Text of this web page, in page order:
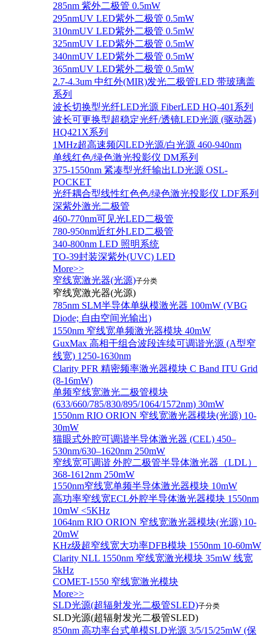
285nm 紫外二极管 0.5mW
295nmUV LED紫外二极管 0.5mW
310nmUV LED紫外二极管 0.5mW
325nmUV LED紫外二极管 0.5mW
340nmUV LED紫外二极管 0.5mW
365nmUV LED紫外二极管 0.5mW
2.7-4.3um 中红外(MIR)发光二极管LED 带玻璃盖
系列
波长切换型光纤LED光源 FiberLED HQ-401系列
波长可更换型超稳定光纤/透镜LED光源 (驱动器)
HQ421X系列
1MHz超高速频闪LED光源/白光源 460-940nm
单线红色/绿色激光投影仪 DM系列
375-1550nm 紧凑型光纤输出LD光源 OSL-
POCKET
光纤耦合型线性红色色/绿色激光投影仪 LDF系列
深紫外激光二极管
460-770nm可见光LED二极管
780-950nm近红外LED二极管
340-800nm LED 照明系统
TO-39封装深紫外(UVC) LED
More>>
窄线宽激光器(光源)子分类
窄线宽激光器(光源)
785nm SLM半导体单纵模激光器 100mW (VBG
Diode; 自由空间光输出)
1550nm 窄线宽单频激光器模块 40mW
GuxMax 高相干组合波段连续可调谐光源 (A型窄
线宽) 1250-1630nm
Clarity PFR 精密频率激光器模块 C Band ITU Grid
(8-16mW)
单频窄线宽激光二极管模块
(633/660/785/830/895/1064/1572nm) 30mW
1550nm RIO ORION 窄线宽激光器模块(光源) 10-
30mW
猫眼式外腔可调谐半导体激光器 (CEL) 450–
530nm/630–1620nm 250mW
窄线宽可调谐 外腔二极管半导体激光器（LDL）
368-1612nm 250mW
1550nm窄线宽单频半导体激光器模块 10mW
高功率窄线宽ECL外腔半导体激光器模块 1550nm
10mW <5KHz
1064nm RIO ORION 窄线宽激光器模块(光源) 10-
20mW
KHz级超窄线宽大功率DFB模块 1550nm 10-60mW
Clarity NLL 1550nm 窄线宽激光模块 35mW 线宽
5kHz
COMET-1550 窄线宽激光模块
More>>
SLD光源(超辐射发光二极管SLED)子分类
SLD光源(超辐射发光二极管SLED)
850nm 高功率台式单模SLD光源 3/5/15/25mW (保